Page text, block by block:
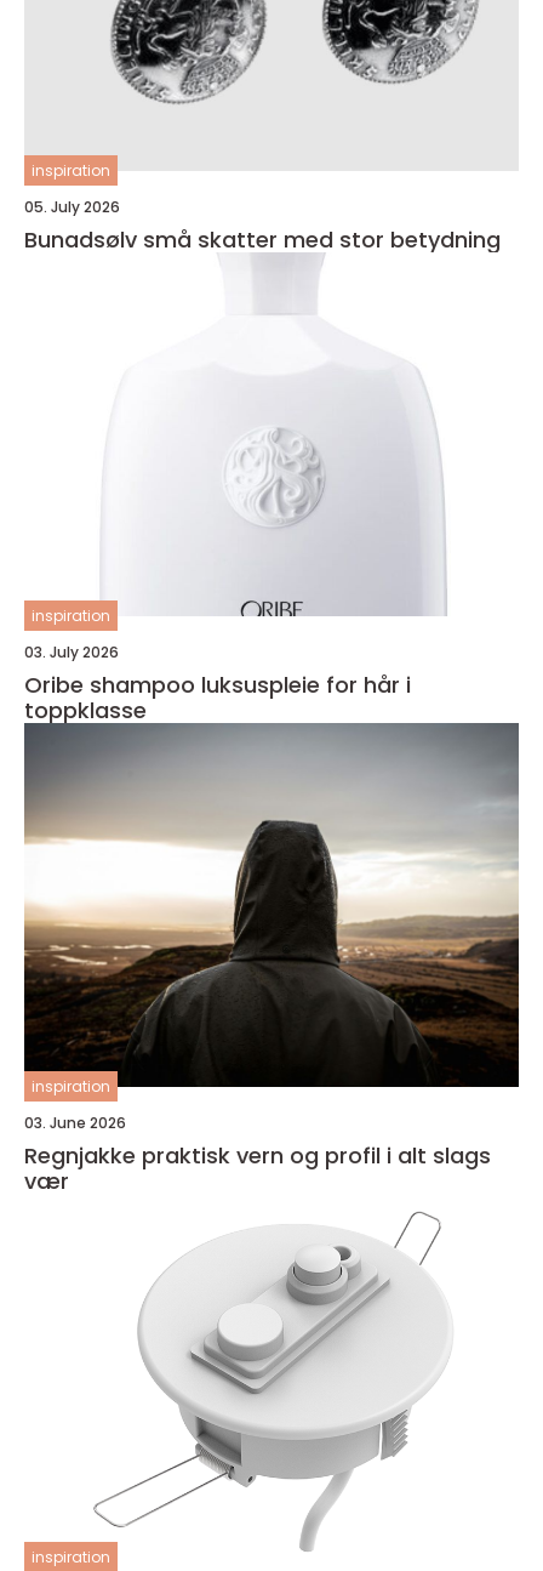
inspiration
05. July 2026
Bunadsølv små skatter med stor betydning
inspiration
03. July 2026
Oribe shampoo luksuspleie for hår i
toppklasse
inspiration
03. June 2026
Regnjakke praktisk vern og profil i alt slags
vær
inspiration